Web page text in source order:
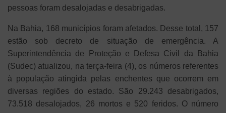
pessoas foram desalojadas e desabrigadas.
Na Bahia, 168 municípios foram afetados. Desse total, 157
estão sob decreto de situação de emergência. A
Superintendência de Proteção e Defesa Civil da Bahia
(Sudec) atualizou, na terça-feira (4), os números referentes
à população atingida pelas enchentes que ocorrem em
diversas regiões do estado. São 29.243 desabrigados,
73.518 desalojados, 26 mortos e 520 feridos. O número